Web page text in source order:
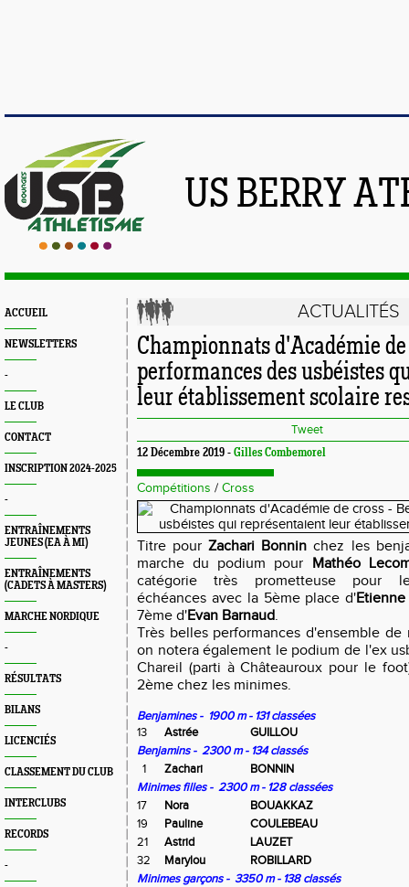
US BERRY
ACCUEIL
NEWSLETTERS
-
LE CLUB
CONTACT
INSCRIPTION 2024-2025
-
ENTRAÎNEMENTS
JEUNES (EA À MI)
ENTRAÎNEMENTS
(CADETS À MASTERS)
MARCHE NORDIQUE
-
RÉSULTATS
BILANS
LICENCIÉS
CLASSEMENT DU CLUB
INTERCLUBS
RECORDS
-
ACTUALITÉS
Championnats d'Académie
performances des usbéistes
leur établissement scolaire
Tweet
12 Décembre 2019 - Gilles Combemorel
Compétitions / Cross
Titre pourZachari Bonnin chez les
marche du podium pour Mathéo
catégorie très prometteuse pour
échéances avec la 5ème place d'
7ème d'Evan Barnaud.
Très belles performances d'ensemble de
on notera également le podium de l'ex
Chareil (parti à Châteauroux pour le
2ème chez les minimes.
Benjamines - 1900 m - 131 classées
13
Astrée
GUILLOU
Benjamins - 2300 m - 134 classés
1
Zachari
BONNIN
Minimes filles - 2300 m - 128 classées
17
Nora
BOUAKKAZ
19
Pauline
COULEBEAU
21
Astrid
LAUZET
32
Marylou
ROBILLARD
Minimes garçons - 3350 m - 138 classés